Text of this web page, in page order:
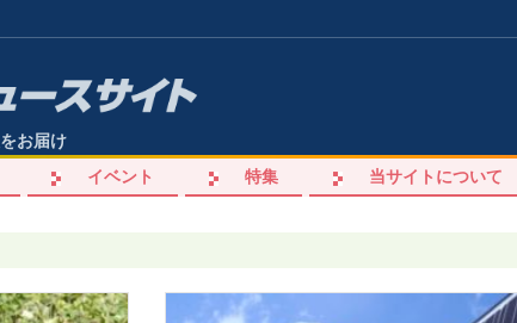
お届け
イベント 特集 当サイトについて